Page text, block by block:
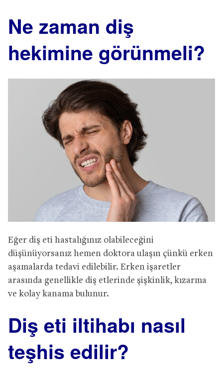
Ne zaman diş
hekimine görünmeli?
Eğer diş eti hastalığınız olabileceğini
düşünüyorsanız hemen doktora ulaşın çünkü erken
aşamalarda tedavi edilebilir. Erken işaretler
arasında genellikle diş etlerinde şişkinlik, kızarma
ve kolay kanama bulunur.
Diş eti iltihabı nasıl
teşhis edilir?